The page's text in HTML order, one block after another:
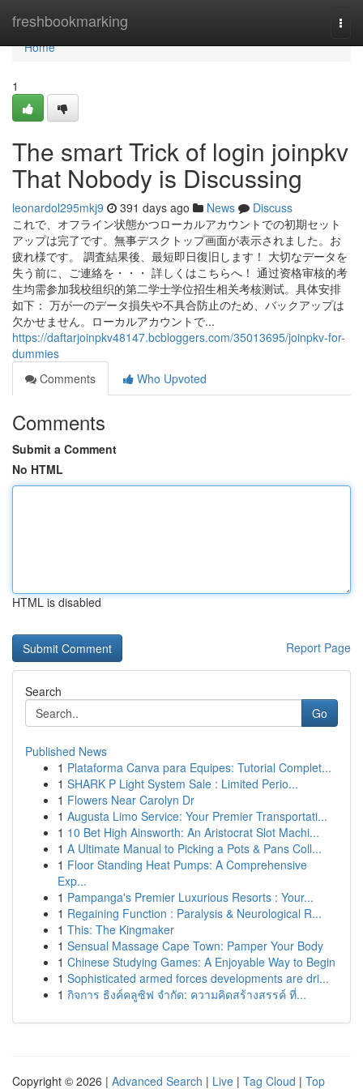
freshbookmarking
Home
Home
1
The smart Trick of login joinpkv
That Nobody is Discussing
leonardol295mkj9 391 days ago News
Discuss
これで、オフライン状態かつローカルアカウントでの初期セット
アップは完了です。無事デスクトップ画面が表示されました。お
疲れ様です。 調査結果後、最短即日復旧します！ 大切なデータを
失う前に、ご連絡を・・・ 詳しくはこちらへ！ 通过资格审核的考
生均需参加我校组织的第二学士学位招生相关考核测试。具体安排
如下： 万が一のデータ損失や不具合防止のため、バックアップは
欠かせません。ローカルアカウントで...
https://daftarjoinpkv48147.bcbloggers.com/35013695/joinpkv-for-
dummies
Comments
Who Upvoted
Comments
Submit a Comment
No HTML
HTML is disabled
Report Page
Search
Go
Published News
1 Plataforma Canva para Equipes: Tutorial Complet...
1 SHARK P Light System Sale : Limited Perio...
1 Flowers Near Carolyn Dr
1 Augusta Limo Service: Your Premier Transportati...
1 10 Bet High Ainsworth: An Aristocrat Slot Machi...
1 A Ultimate Manual to Picking a Pots & Pans Coll...
1 Floor Standing Heat Pumps: A Comprehensive
Exp...
1 Pampanga's Premier Luxurious Resorts : Your...
1 Regaining Function : Paralysis & Neurological R...
1 This: The Kingmaker
1 Sensual Massage Cape Town: Pamper Your Body
1 Chinese Studying Games: A Enjoyable Way to Begin
1 Sophisticated armed forces developments are dri...
1 กิจการ ธิงค์คลูซิฟ จำกัด: ความคิดสร้างสรรค์ ที่...
Copyright © 2026 | Advanced Search | Live | Tag Cloud | Top